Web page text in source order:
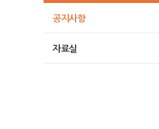
공지사항
자료실